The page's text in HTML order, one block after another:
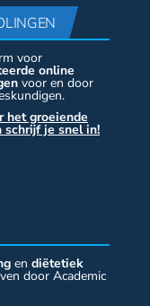
voor
online
voor en door
het groeiende
schrijf je snel in!
en diëtetiek
door Academic